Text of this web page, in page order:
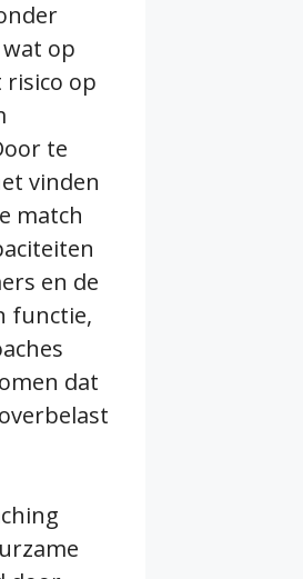
op
op
te
vinden
match
en de
functie,
dat